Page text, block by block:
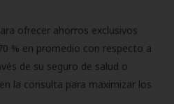
ofrecer ahorros exclusivos
% en promedio con respecto a
de su seguro de salud o
la consulta para maximizar los